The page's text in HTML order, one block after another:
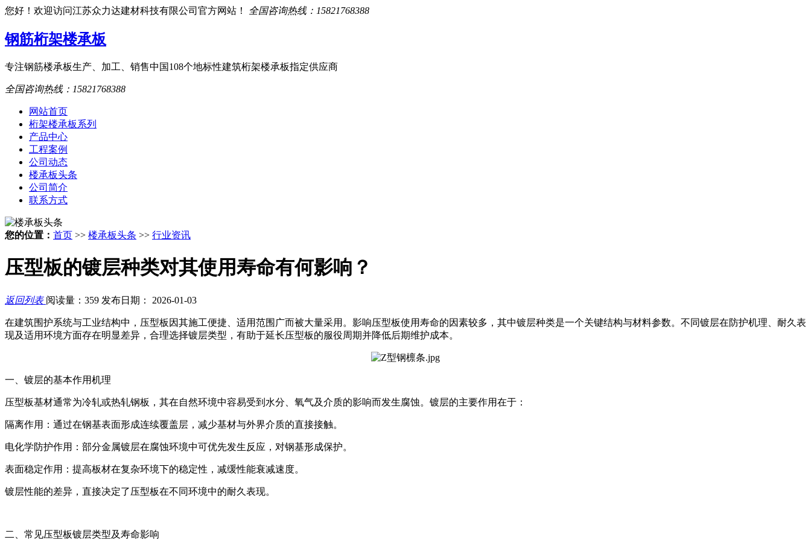
您好！欢迎访问江苏众力达建材科技有限公司官方网站！ 全国咨询热线：15821768388
钢筋桁架楼承板
专注钢筋楼承板生产、加工、销售中国108个地标性建筑桁架楼承板指定供应商
全国咨询热线： 15821768388
网站首页
桁架楼承板系列
产品中心
工程案例
公司动态
楼承板头条
公司简介
联系方式
您的位置： 首页 >> 楼承板头条 >> 行业资讯
压型板的镀层种类对其使用寿命有何影响？
返回列表 阅读量：359 发布日期： 2026-01-03
在建筑围护系统与工业结构中，压型板因其施工便捷、适用范围广而被大量采用。影响压型板使用寿命的因素较多，其中镀层种类是一个关键结构与材料参数。不同镀层在防护机理、耐久表
现及适用环境方面存在明显差异，合理选择镀层类型，有助于延长压型板的服役周期并降低后期维护成本。
一、镀层的基本作用机理
压型板基材通常为冷轧或热轧钢板，其在自然环境中容易受到水分、氧气及介质的影响而发生腐蚀。镀层的主要作用在于：
隔离作用：通过在钢基表面形成连续覆盖层，减少基材与外界介质的直接接触。
电化学防护作用：部分金属镀层在腐蚀环境中可优先发生反应，对钢基形成保护。
表面稳定作用：提高板材在复杂环境下的稳定性，减缓性能衰减速度。
镀层性能的差异，直接决定了压型板在不同环境中的耐久表现。
二、常见压型板镀层类型及寿命影响